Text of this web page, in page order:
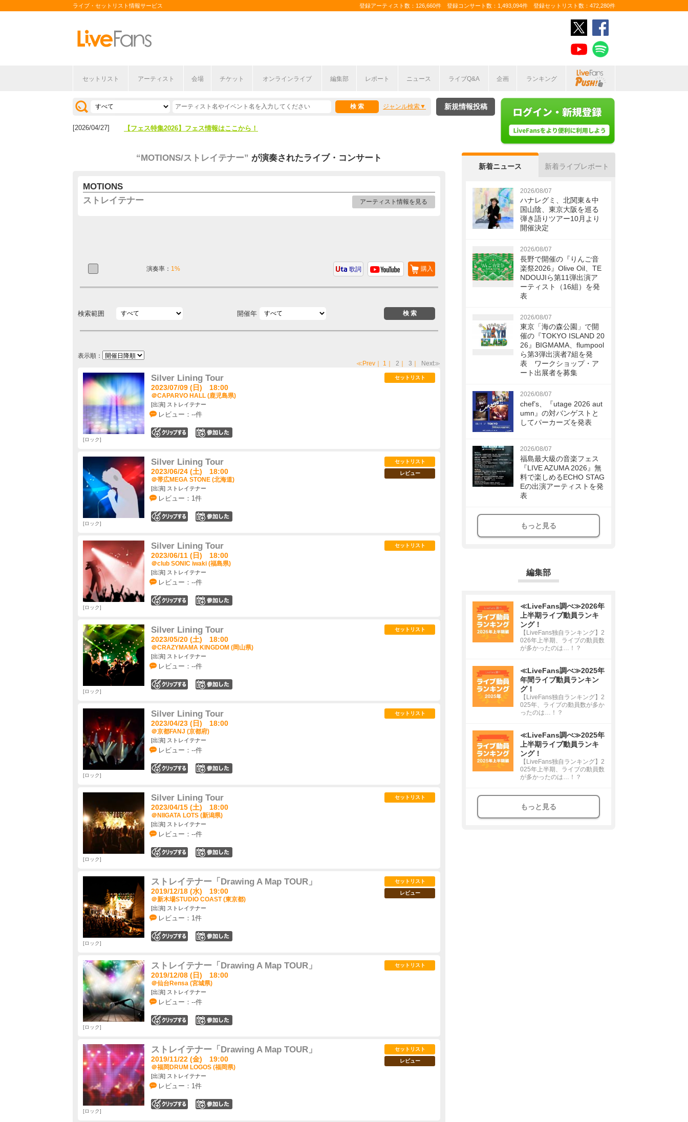
ライブ・セットリスト情報サービス 登録アーティスト数：126,660件 登録コンサート数：1,493,094件 登録セットリスト数：472,280件
セットリスト アーティスト 会場 チケット オンラインライブ 編集部 レポート ニュース ライブQ&A 企画 ランキング
ジャンル検索
[2026/07/28] 【ライブ動員ランキング】2026年上半期編発表！
[2026/04/27] 【フェス特集2026】フェス情報はここから！
新規情報投稿
“MOTIONS/ストレイテナー” が演奏されたライブ・コンサート
MOTIONS
ストレイテナー
アーティスト情報を見る
演奏率： 1% 購入
歌詞
検索範囲 開催年
表示順：
≪Prev ｜ 1 ｜ 2 ｜ 3 ｜ Next≫
Silver Lining Tour
2023/07/09 (日) 18:00
＠CAPARVO HALL (鹿児島県)
[出演] ストレイテナー
レビュー：--件
セットリスト
ロック
Silver Lining Tour
2023/06/24 (土) 18:00
＠帯広MEGA STONE (北海道)
[出演] ストレイテナー
レビュー：1件
セットリスト
レビュー
ロック
Silver Lining Tour
2023/06/11 (日) 18:00
＠club SONIC iwaki (福島県)
[出演] ストレイテナー
レビュー：--件
セットリスト
ロック
Silver Lining Tour
2023/05/20 (土) 18:00
＠CRAZYMAMA KINGDOM (岡山県)
[出演] ストレイテナー
レビュー：--件
セットリスト
ロック
Silver Lining Tour
2023/04/23 (日) 18:00
＠京都FANJ (京都府)
[出演] ストレイテナー
レビュー：--件
セットリスト
ロック
Silver Lining Tour
2023/04/15 (土) 18:00
＠NIIGATA LOTS (新潟県)
[出演] ストレイテナー
レビュー：--件
セットリスト
ロック
ストレイテナー「Drawing A Map TOUR」
2019/12/18 (水) 19:00
＠新木場STUDIO COAST (東京都)
[出演] ストレイテナー
レビュー：1件
セットリスト
レビュー
ロック
ストレイテナー「Drawing A Map TOUR」
2019/12/08 (日) 18:00
＠仙台Rensa (宮城県)
[出演] ストレイテナー
レビュー：--件
セットリスト
ロック
ストレイテナー「Drawing A Map TOUR」
2019/11/22 (金) 19:00
＠福岡DRUM LOGOS (福岡県)
[出演] ストレイテナー
レビュー：1件
セットリスト
レビュー
ロック
新着ニュース 新着ライブレポート
2026/08/07
ハナレグミ、北関東＆中
国山陰、東京大阪を巡る
弾き語りツアー10月より
開催決定
2026/08/07
長野で開催の『りんご音
楽祭2026』Olive Oil、TE
NDOUJIら第11弾出演ア
ーティスト（16組）を発
表
2026/08/07
東京「海の森公園」で開
催の『TOKYO ISLAND 20
26』BIGMAMA、flumpool
ら第3弾出演者7組を発
表 ワークショップ・ア
ート出展者を募集
2026/08/07
chef’s、『utage 2026 aut
umn』の対バンゲストと
してパーカーズを発表
2026/08/07
福島最大級の音楽フェス
『LIVE AZUMA 2026』無
料で楽しめるECHO STAG
Eの出演アーティストを発
表
もっと見る
編集部
≪LiveFans調べ≫2026年
上半期ライブ動員ランキ
ング！
【LiveFans独自ランキング】2
026年上半期、ライブの動員数
が多かったのは…！？
≪LiveFans調べ≫2025年
年間ライブ動員ランキン
グ！
【LiveFans独自ランキング】2
025年、ライブの動員数が多か
ったのは…！？
≪LiveFans調べ≫2025年
上半期ライブ動員ランキ
ング！
【LiveFans独自ランキング】2
025年上半期、ライブの動員数
が多かったのは…！？
もっと見る